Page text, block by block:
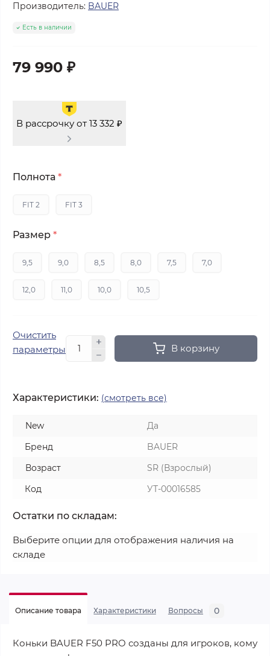
Производитель: BAUER
Есть в наличии
79 990 ₽
В рассрочку от 13 332 ₽
Полнота *
FIT 2 FIT 3
Размер *
9,5 9,0 8,5 8,0 7,5 7,0
12,0 11,0 10,0 10,5
Очистить
параметры
В корзину
Характеристики: (смотреть все)
New
Да
Бренд
BAUER
Возраст
SR (Взрослый)
Код
УТ-00016585
Остатки по складам:
Выберите опции для отображения наличия на
складе
Описание товара Характеристики Вопросы 0
Коньки BAUER F50 PRO созданы для игроков, кому